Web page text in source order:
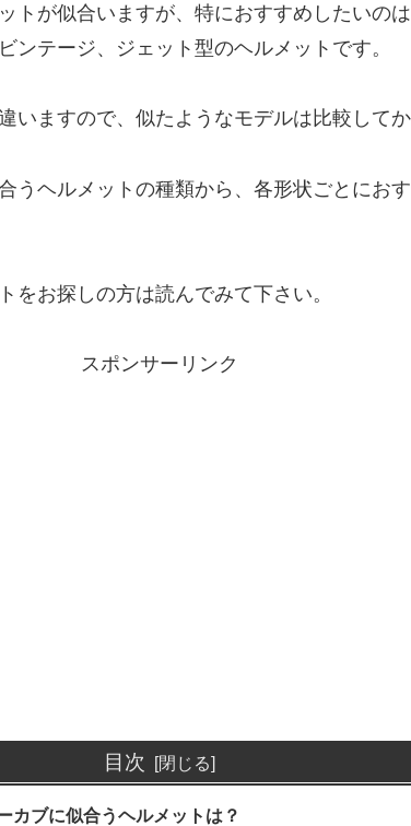
トが似合いますが、特におすすめしたいの
ンテージ、ジェット型のヘルメットです。
いますので、似たようなモデルは比較してか
うヘルメットの種類から、各形状ごとにお
をお探しの方は読んでみて下さい。
スポンサーリンク
目次
カブに似合うヘルメットは？